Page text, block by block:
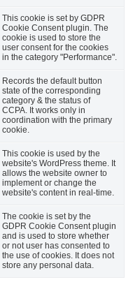
This cookie is set by GDPR
Cookie Consent plugin. The
cookie is used to store the
user consent for the cookies
in the category "Performance".
Records the default button
state of the corresponding
category & the status of
CCPA. It works only in
coordination with the primary
cookie.
This cookie is used by the
website's WordPress theme. It
allows the website owner to
implement or change the
website's content in real-time.
The cookie is set by the
GDPR Cookie Consent plugin
and is used to store whether
or not user has consented to
the use of cookies. It does not
store any personal data.